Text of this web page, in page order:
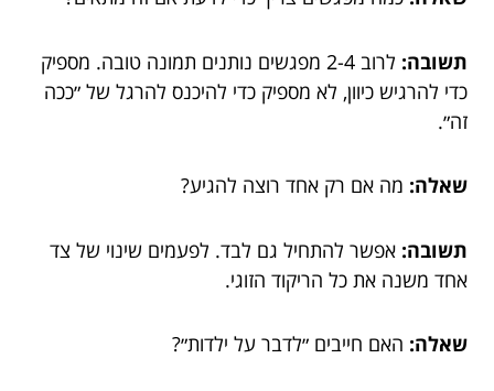
תשובה:
לרוב 2-4 מפגשים נותנים תמונה טובה. מספיק
כדי להרגיש כיוון, לא מספיק כדי להיכנס להרגל של ״ככה
זה״.
שאלה: מה אם רק אחד רוצה להגיע?
תשובה: אפשר להתחיל גם לבד. לפעמים שינוי של צד
אחד משנה את כל הריקוד הזוגי.
שאלה: האם חייבים ״לדבר על ילדות״?